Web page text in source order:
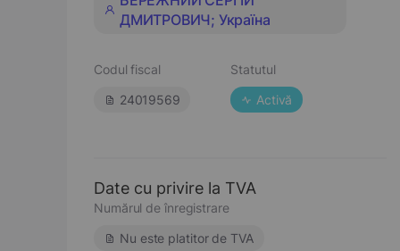
ДМИТРОВИЧ; Україна
Codul fiscal
24019569
Statutul
Activă
Date cu privire la TVA
Numărul de înregistrare
Nu este platitor de TVA